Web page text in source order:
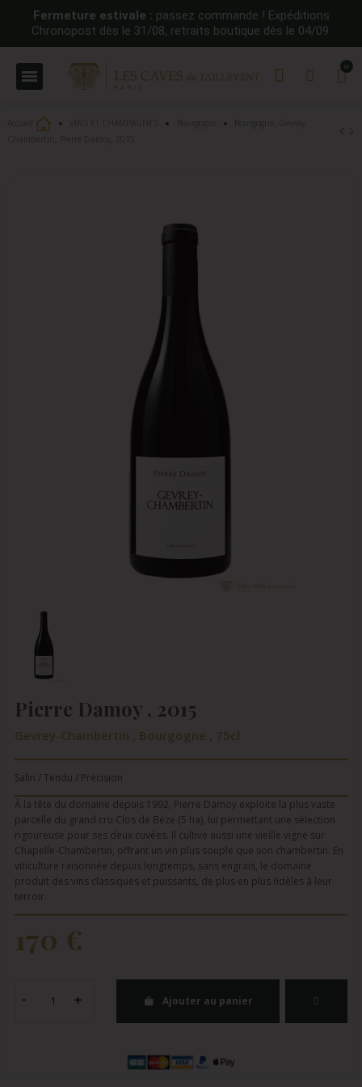
Fermeture estivale : passez commande ! Expéditions
Chronopost dès le 31/08, retraits boutique dès le 04/09.
Pierre Damoy , 2015
Gevrey-Chambertin , Bourgogne , 75cl
Salin / Tendu / Précision
À la tête du domaine depuis 1992, Pierre Damoy exploite la plus vaste
parcelle du grand cru Clos de Bèze (5 ha), lui permettant une sélection
rigoureuse pour ses deux cuvées. Il cultive aussi une vieille vigne sur
Chapelle-Chambertin, offrant un vin plus souple que son chambertin. En
viticulture raisonnée depuis longtemps, sans engrais, le domaine
produit des vins classiques et puissants, de plus en plus fidèles à leur
terroir.
170 €
Ajouter au panier